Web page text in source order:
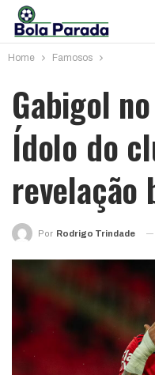
Home Famosos
Gabigol
Ídolo do
revelação
Por Rodrigo Trindade